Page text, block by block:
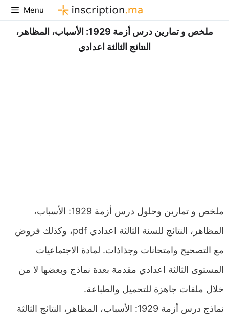
Aller
au
contenu
Menu
ملخص و تمارين درس أزمة 1929: الأسباب، المظاهر،
النتائج الثالثة اعدادي
ملخص و تمارين وحلول درس أزمة 1929: الأسباب،
المظاهر، النتائج للسنة الثالثة اعدادي pdf، وكذلك فروض
مع التصحيح وامتحانات وجذاذات. لمادة الاجتماعيات
المستوى الثالثة اعدادي مقدمة بعدة نماذج وبعضها لا من
خلال ملفات جاهزة للتحميل والطباعة.
نماذج درس أزمة 1929: الأسباب، المظاهر، النتائج الثالثة